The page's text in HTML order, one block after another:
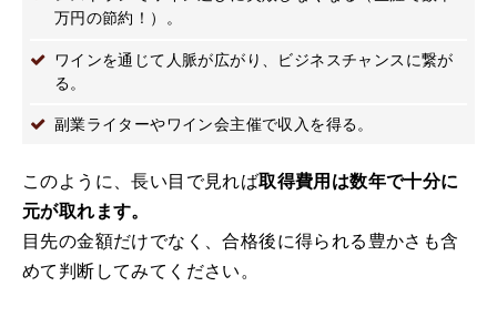
万円の節約！）。
ワインを通じて人脈が広がり、ビジネスチャンスに繋が
る。
副業ライターやワイン会主催で収入を得る。
このように、長い目で見れば取得費用は数年で十分に
元が取れます。
目先の金額だけでなく、合格後に得られる豊かさも含
めて判断してみてください。